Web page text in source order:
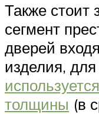
Также стоит
сегмент
дверей
изделия, для
толщины (в